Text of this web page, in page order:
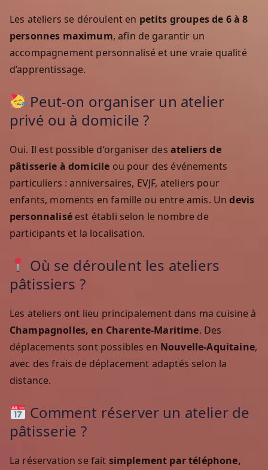
Les ateliers se déroulent en petits groupes de 6 à 8
personnes maximum, afin de garantir un
accompagnement personnalisé et une vraie qualité
d’apprentissage.
Peut-on organiser un atelier
privé ou à domicile ?
Oui. Il est possible d’organiser des ateliers de
pâtisserie à domicile ou pour des événements
particuliers : anniversaires, EVJF, ateliers pour
enfants, moments en famille ou entre amis. Undevis
personnaliséest établi selon le nombre de
participants et la localisation.
Où se déroulent les ateliers
pâtissiers ?
Les ateliers ont lieu principalement dans ma cuisine à
Champagnolles, en Charente-Maritime. Des
déplacements sont possibles en Nouvelle-Aquitaine,
avec des frais de déplacement adaptés selon la
distance.
Comment réserver un atelier de
pâtisserie ?
La réservation se fait simplement par téléphone,